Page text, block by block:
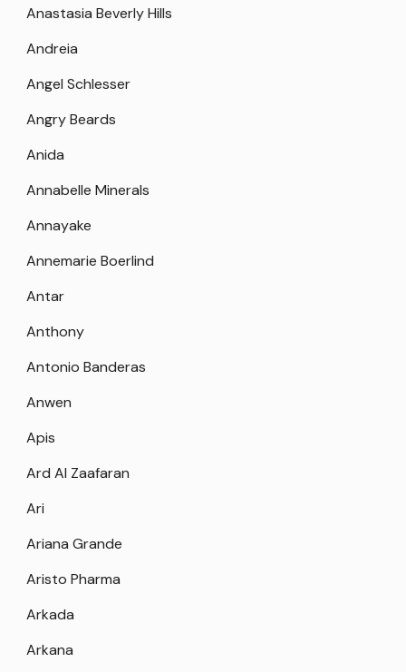
Anastasia Beverly Hills
Andreia
Angel Schlesser
Angry Beards
Anida
Annabelle Minerals
Annayake
Annemarie Boerlind
Antar
Anthony
Antonio Banderas
Anwen
Apis
Ard Al Zaafaran
Ari
Ariana Grande
Aristo Pharma
Arkada
Arkana